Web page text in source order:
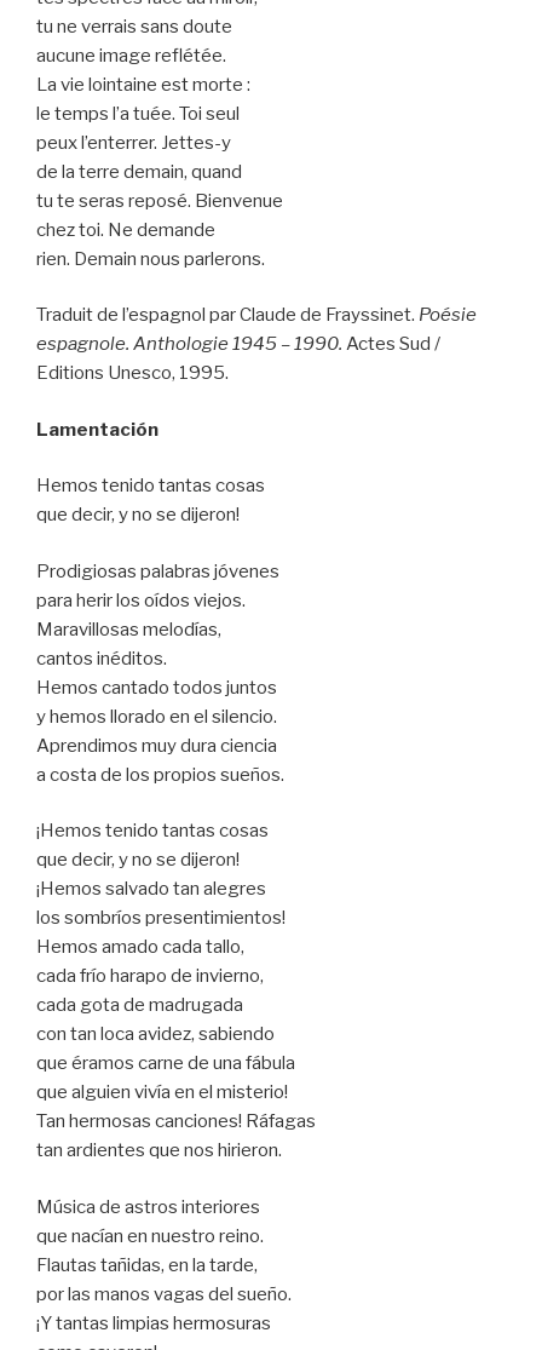
tu ne verrais sans doute
aucune image reflétée.
La vie lointaine est morte :
le temps l’a tuée. Toi seul
peux l’enterrer. Jettes-y
de la terre demain, quand
tu te seras reposé. Bienvenue
chez toi. Ne demande
rien. Demain nous parlerons.
Traduit de l’espagnol par Claude de Frayssinet. Poésie
espagnole. Anthologie 1945 – 1990. Actes Sud /
Editions Unesco, 1995.
Lamentación
Hemos tenido tantas cosas
que decir, y no se dijeron!
Prodigiosas palabras jóvenes
para herir los oídos viejos.
Maravillosas melodías,
cantos inéditos.
Hemos cantado todos juntos
y hemos llorado en el silencio.
Aprendimos muy dura ciencia
a costa de los propios sueños.
¡Hemos tenido tantas cosas
que decir, y no se dijeron!
¡Hemos salvado tan alegres
los sombríos presentimientos!
Hemos amado cada tallo,
cada frío harapo de invierno,
cada gota de madrugada
con tan loca avidez, sabiendo
que éramos carne de una fábula
que alguien vivía en el misterio!
Tan hermosas canciones! Ráfagas
tan ardientes que nos hirieron.
Música de astros interiores
que nacían en nuestro reino.
Flautas tañidas, en la tarde,
por las manos vagas del sueño.
¡Y tantas limpias hermosuras